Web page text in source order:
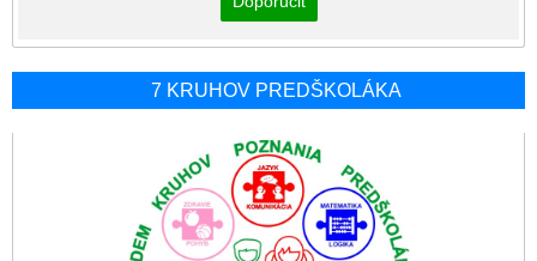
7 KRUHOV PREDŠKOLÁKA